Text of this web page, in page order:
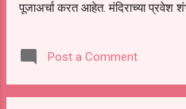
पूजाअर्चा करत आहेत. मंदिराच्या प्रवेश
सदर मंदिर परतूर शहरातील पुरातन
प्रत्येक सणाला लोकांची जास्त प्रमाणात
महादेव मंदिराचे समोर काही व्यक्तीनी
Post a Comment